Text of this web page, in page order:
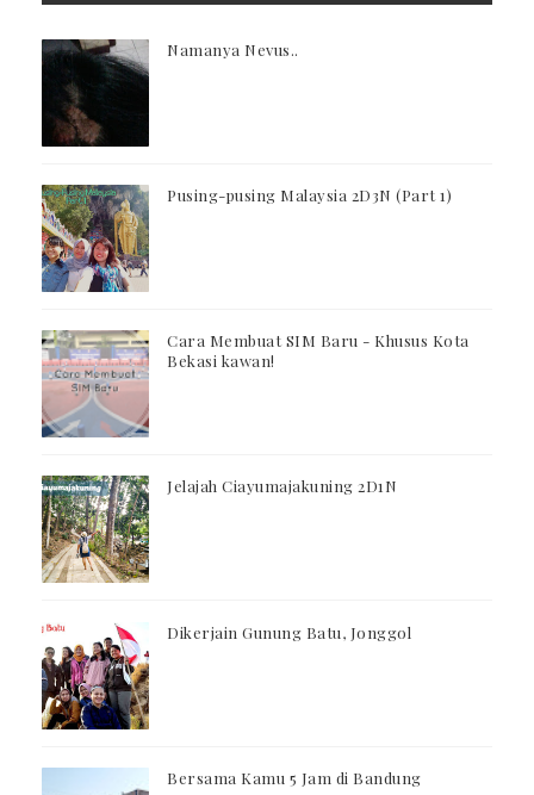
Namanya Nevus..
Pusing-pusing Malaysia 2D3N (Part 1)
Cara Membuat SIM Baru - Khusus Kota
Bekasi kawan!
Jelajah Ciayumajakuning 2D1N
Dikerjain Gunung Batu, Jonggol
Bersama Kamu 5 Jam di Bandung